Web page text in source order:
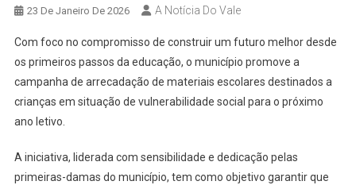
23 De Janeiro De 2026 A Notícia Do Vale
Com foco no compromisso de construir um futuro melhor desde
os primeiros passos da educação, o município promove a
campanha de arrecadação de materiais escolares destinados a
crianças em situação de vulnerabilidade social para o próximo
ano letivo.
A iniciativa, liderada com sensibilidade e dedicação pelas
primeiras-damas do município, tem como objetivo garantir que